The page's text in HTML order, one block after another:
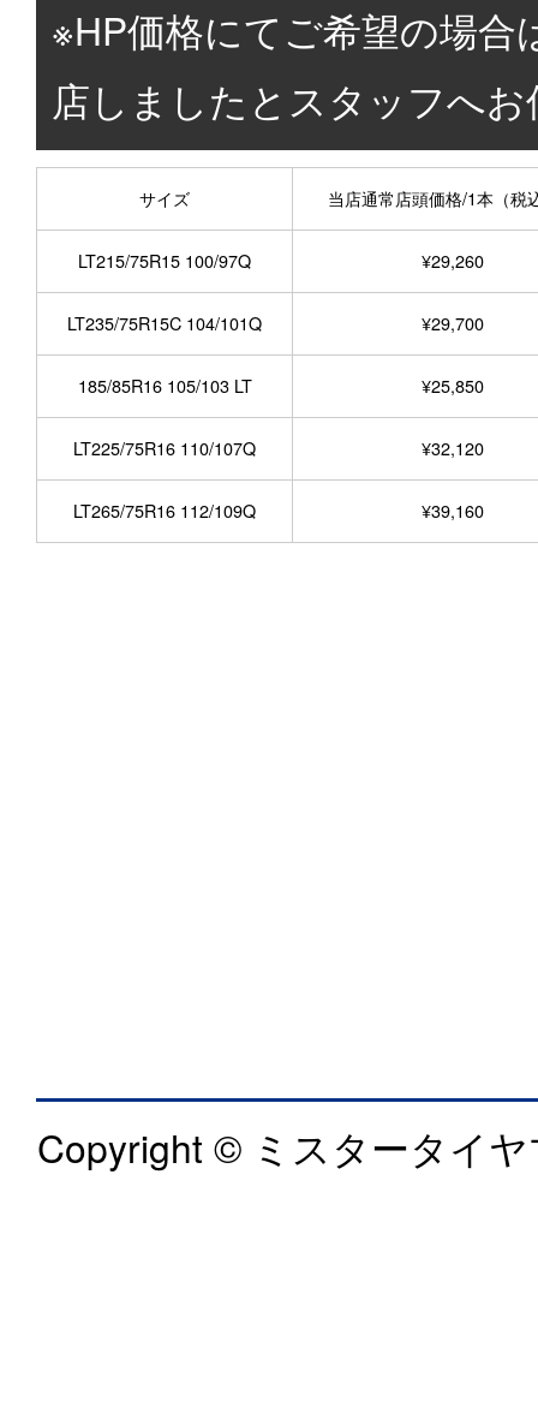
※HP価格にてご希望の場合
店しましたとスタッフへ
サイズ 当店通常店頭価格/1本（税
LT215/75R15 100/97Q ¥29,260
LT235/75R15C 104/101Q ¥29,700
185/85R16 105/103 LT ¥25,850
LT225/75R16 110/107Q ¥32,120
LT265/75R16 112/109Q ¥39,160
Copyright © ミスタータイ